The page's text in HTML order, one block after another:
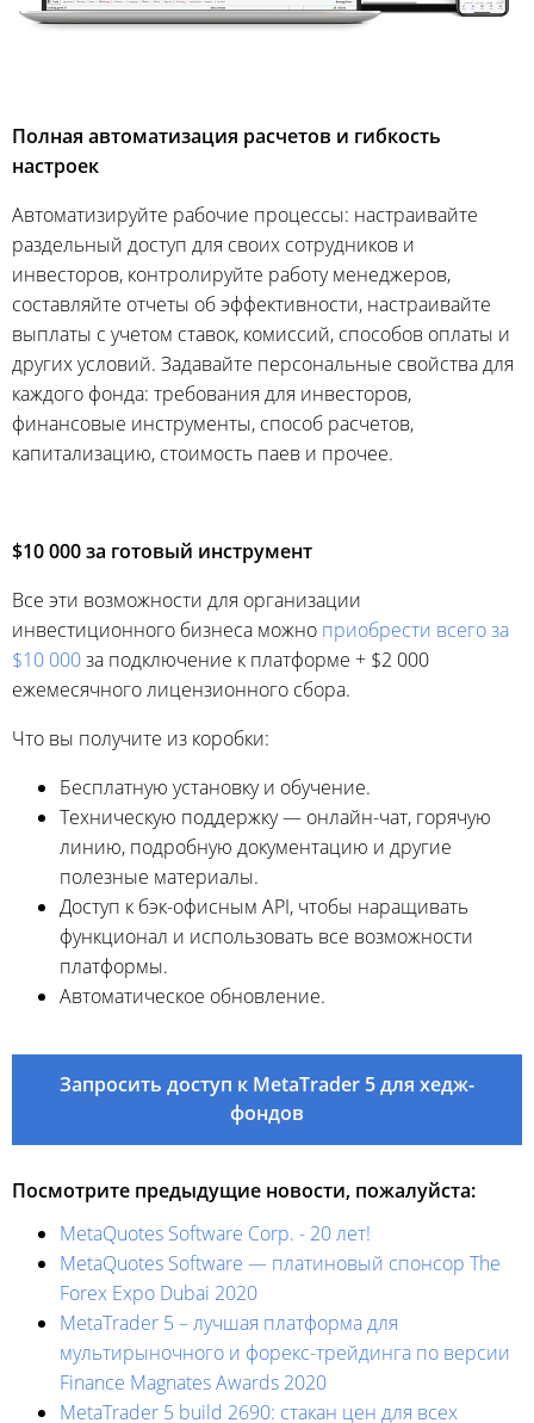
Полная автоматизация расчетов и гибкость
настроек
Автоматизируйте рабочие процессы: настраивайте
раздельный доступ для своих сотрудников и
инвесторов, контролируйте работу менеджеров,
составляйте отчеты об эффективности, настраивайте
выплаты с учетом ставок, комиссий, способов оплаты и
других условий. Задавайте персональные свойства для
каждого фонда: требования для инвесторов,
финансовые инструменты, способ расчетов,
капитализацию, стоимость паев и прочее.
$10 000 за готовый инструмент
Все эти возможности для организации
инвестиционного бизнеса можно приобрести всего за
$10 000за подключение к платформе + $2 000
ежемесячного лицензионного сбора.
Что вы получите из коробки:
Бесплатную установку и обучение.
Техническую поддержку — онлайн-чат, горячую
линию, подробную документацию и другие
полезные материалы.
Доступ к бэк-офисным API, чтобы наращивать
функционал и использовать все возможности
платформы.
Автоматическое обновление.
Запросить доступ к MetaTrader 5 для хедж-
фондов
Посмотрите предыдущие новости, пожалуйста:
MetaQuotes Software Corp. - 20 лет!
MetaQuotes Software — платиновый спонсор The
Forex Expo Dubai 2020
MetaTrader 5 – лучшая платформа для
мультирыночного и форекс-трейдинга по версии
Finance Magnates Awards 2020
MetaTrader 5 build 2690: cтакан цен для всех